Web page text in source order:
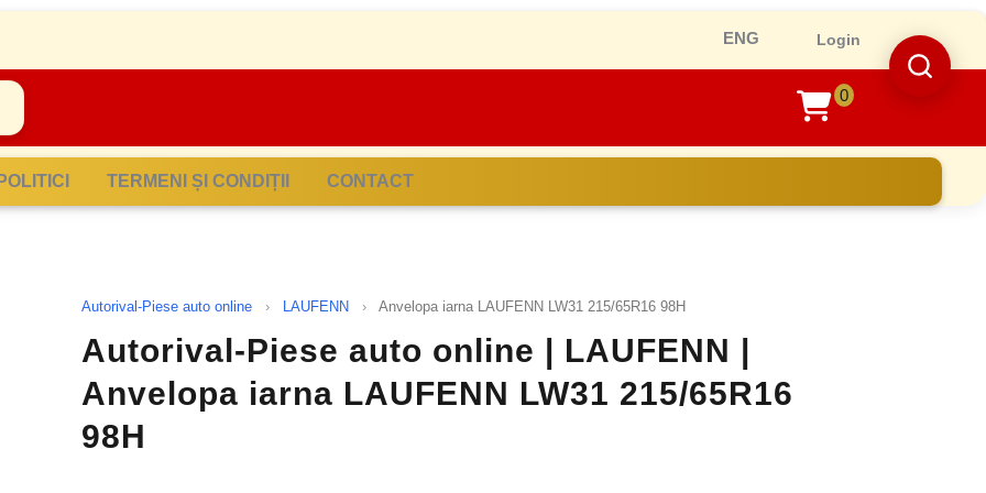
Login
shopping
cart
0
POLITICI TERMENI ȘI CONDIȚII CONTACT
Autorival-Piese auto online › LAUFENN › Anvelopa iarna LAUFENN LW31 215/65R16 98H
Autorival-Piese auto online | LAUFENN |
Anvelopa iarna LAUFENN LW31 215/65R16
98H